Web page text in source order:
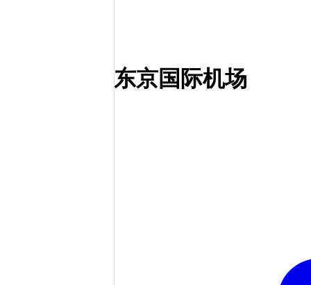
东京国际机场